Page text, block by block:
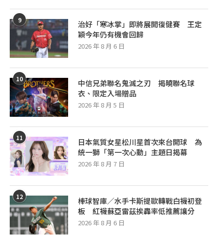
9
治好「寒冰掌」即將展開復健賽 王定
穎今年仍有機會回歸
2026 年 8 月 6 日
10
中信兄弟聯名鬼滅之刃 揭曉聯名球
衣、限定入場贈品
2026 年 8 月 5 日
11
日本氣質女星松川星首次來台開球 為
統一獅「第一次心動」主題日揭幕
2026 年 8 月 7 日
12
棒球智庫／水手卡斯提歐轉戰白襪初登
板 紅襪蘇亞雷茲挨轟率低推薦讓分
2026 年 8 月 6 日